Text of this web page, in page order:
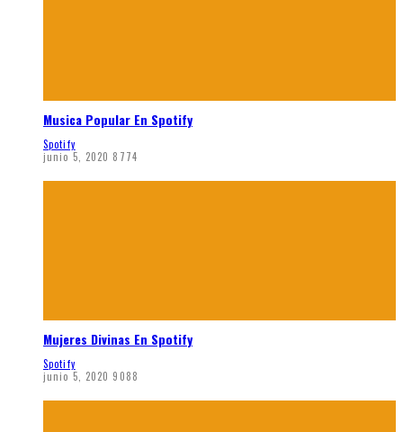
Musica Popular En Spotify
Spotify
junio 5, 2020 8774
Mujeres Divinas En Spotify
Spotify
junio 5, 2020 9088